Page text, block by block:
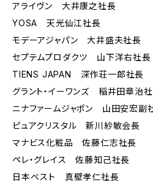
アライヴン 大井康之社長
YOSA 天光仙江社長
モデーアジャパン 大井盛夫社長
セプテムプロダクツ 山下洋右社長
TIENS JAPAN 深作荘一郎社長
グラント・イーワンズ 稲井田章治
ニナファームジャポン 山田安宏副
ピュアクリスタル 新川紗敏会長
マナビス化粧品 佐藤仁志社長
ペレ・グレイス 佐藤知己社長
日本ベスト 真壁孝仁社長